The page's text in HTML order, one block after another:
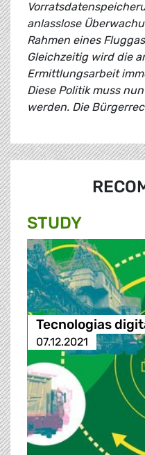
anlasslose
Rahmen eines
Gleichzeitig wird die
Ermittlungsarbeit
Diese Politik muss
werden. Die
STUDY
Tecnologias
07.12.2021